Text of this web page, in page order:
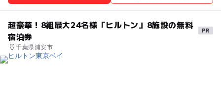
超豪華！8組最大24名様「ヒルトン」8施設の無料
宿泊券
千葉県浦安市